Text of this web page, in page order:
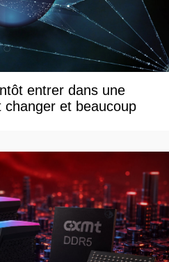
entrer dans une
changer et beaucoup